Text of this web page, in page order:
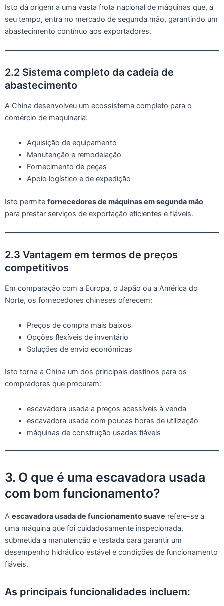
Isto dá origem a uma vasta frota nacional de máquinas que, a
seu tempo, entra no mercado de segunda mão, garantindo um
abastecimento contínuo aos exportadores.
2.2 Sistema completo da cadeia de
abastecimento
A China desenvolveu um ecossistema completo para o
comércio de maquinaria:
Aquisição de equipamento
Manutenção e remodelação
Fornecimento de peças
Apoio logístico e de expedição
Isto permite fornecedores de máquinas em segunda mão
para prestar serviços de exportação eficientes e fiáveis.
2.3 Vantagem em termos de preços
competitivos
Em comparação com a Europa, o Japão ou a América do
Norte, os fornecedores chineses oferecem:
Preços de compra mais baixos
Opções flexíveis de inventário
Soluções de envio económicas
Isto torna a China um dos principais destinos para os
compradores que procuram:
escavadora usada a preços acessíveis à venda
escavadora usada com poucas horas de utilização
máquinas de construção usadas fiáveis
3. O que é uma escavadora usada
com bom funcionamento?
A escavadora usada de funcionamento suave refere-se a
uma máquina que foi cuidadosamente inspecionada,
submetida a manutenção e testada para garantir um
desempenho hidráulico estável e condições de funcionamento
fiáveis.
As principais funcionalidades incluem: